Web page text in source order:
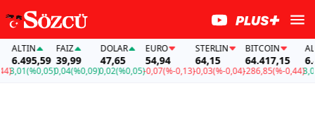
ALTIN
6.495,59
(%0,05)
FAİZ
39,99
0,04(%0,09)
DOLAR
47,65
0,02(%0,05)
EURO
54,94
-0,07(%-0,13)
STERLIN
64,15
-0,03(%-0,04)
BITCOIN
64.417,15
-286,85(%-0,44)3,01